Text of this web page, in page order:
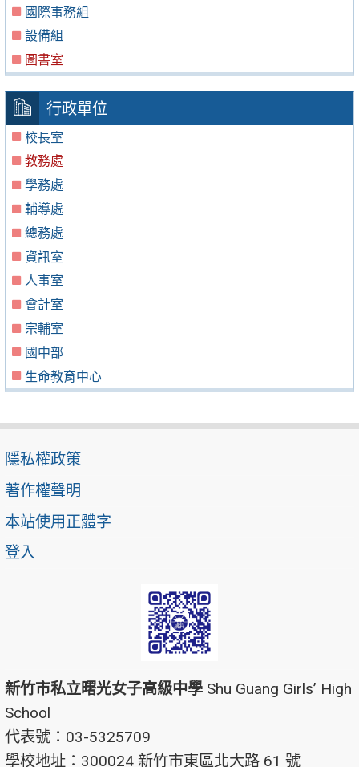
國際事務組
設備組
圖書室
行政單位
校長室
教務處
學務處
輔導處
總務處
資訊室
人事室
會計室
宗輔室
國中部
生命教育中心
隱私權政策
著作權聲明
本站使用正體字
登入
新竹市私立曙光女子高級中學 Shu Guang Girls’ High
School
代表號：03-5325709
學校地址：300024 新竹市東區北大路 61 號